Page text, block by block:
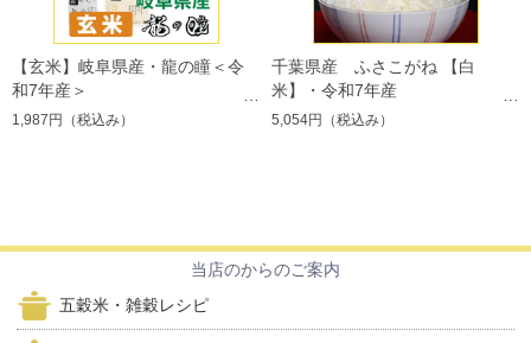
【玄米】岐阜県産・龍の瞳＜令
和7年産＞
1,987円 （税込み）
千葉県産 ふさこがね 【白
米】・令和7年産
5,054円 （税込み）
当店のからのご案内
五穀米・雑穀レシピ